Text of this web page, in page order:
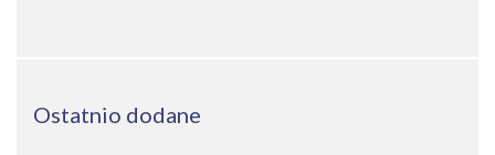
Ostatnio dodane